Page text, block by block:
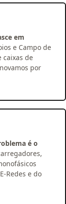
em
e Campo de
caixas de
por
é o
Redes e do